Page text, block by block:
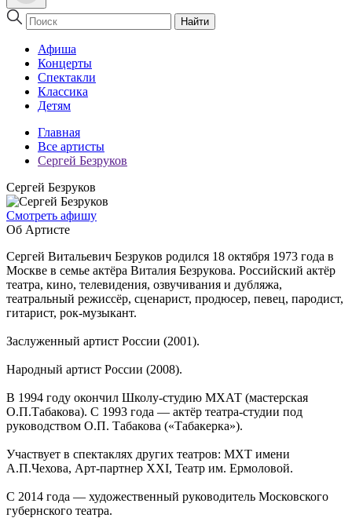
Найти
Афиша
Концерты
Спектакли
Классика
Детям
Главная
Все артисты
Сергей Безруков
Сергей Безруков
Cмотреть афишу
Об Артисте
Сергей Витальевич Безруков родился 18 октября 1973 года в
Москве в семье актёра Виталия Безрукова. Российский актёр
театра, кино, телевидения, озвучивания и дубляжа,
театральный режиссёр, сценарист, продюсер, певец, пародист,
гитарист, рок-музыкант.
Заслуженный артист России (2001).
Народный артист России (2008).
В 1994 году окончил Школу-студию МХАТ (мастерская
О.П.Табакова). С 1993 года — актёр театра-студии под
руководством О.П. Табакова («Табакерка»).
Участвует в спектаклях других театров: МХТ имени
А.П.Чехова, Арт-партнер XXI, Театр им. Ермоловой.
С 2014 года — художественный руководитель Московского
губернского театра.